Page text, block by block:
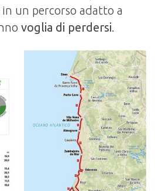
in un percorso adatto a
voglia di perdersi.